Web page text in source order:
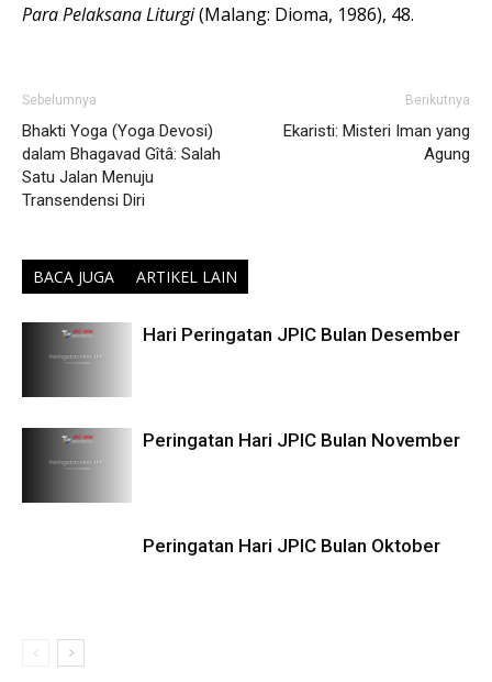
Para Pelaksana Liturgi(Malang: Dioma, 1986), 48.
Sebelumnya
Bhakti Yoga (Yoga Devosi)
dalam Bhagavad Gîtâ: Salah
Satu Jalan Menuju
Transendensi Diri
Berikutnya
Ekaristi: Misteri Iman yang
Agung
BACA JUGA ARTIKEL LAIN
Hari Peringatan JPIC Bulan Desember
Peringatan Hari JPIC Bulan November
Peringatan Hari JPIC Bulan Oktober